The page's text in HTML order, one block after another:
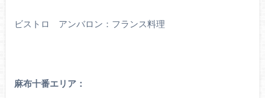
ビストロ アンバロン：フランス料理
麻布十番エリア：